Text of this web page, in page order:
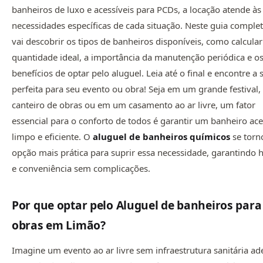
banheiros de luxo e acessíveis para PCDs, a locação atende às
necessidades específicas de cada situação. Neste guia
vai descobrir os tipos de banheiros disponíveis, como
quantidade ideal, a importância da manutenção periódica e os
benefícios de optar pelo aluguel. Leia até o final e encontre a
perfeita para seu evento ou obra! Seja em um grande
canteiro de obras ou em um casamento ao ar livre, um fator
essencial para o conforto de todos é garantir um banheiro
limpo e eficiente. O aluguel de banheiros químicos se
opção mais prática para suprir essa necessidade, garantindo
e conveniência sem complicações.
Por que optar pelo Aluguel de banheiros para
obras em Limão?
Imagine um evento ao ar livre sem infraestrutura sanitária